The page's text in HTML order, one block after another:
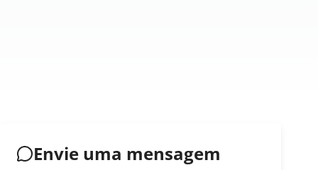
Envie uma mensagem